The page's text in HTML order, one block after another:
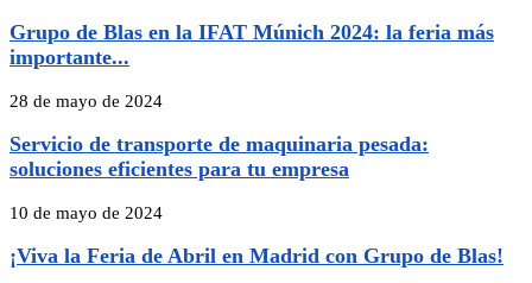
Grupo de Blas en la IFAT Múnich 2024: la feria más
importante...
28 de mayo de 2024
Servicio de transporte de maquinaria pesada:
soluciones eficientes para tu empresa
10 de mayo de 2024
¡Viva la Feria de Abril en Madrid con Grupo de Blas!